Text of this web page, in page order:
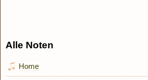
Alle Noten
Home